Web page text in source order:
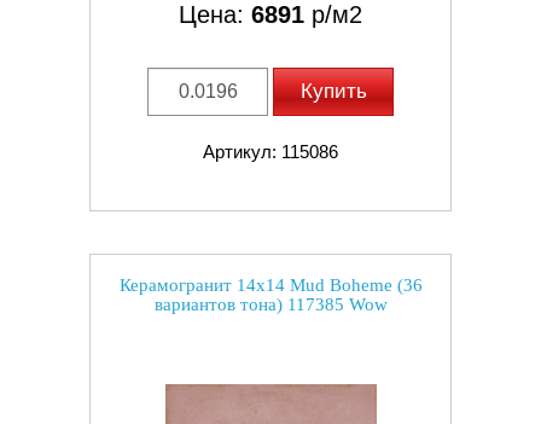
Цена: 6891 р/м2
Купить
Артикул: 115086
Керамогранит 14x14 Mud Boheme (36
вариантов тона) 117385 Wow